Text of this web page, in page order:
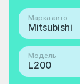
Марка авто
Mitsubishi
Модель
L200